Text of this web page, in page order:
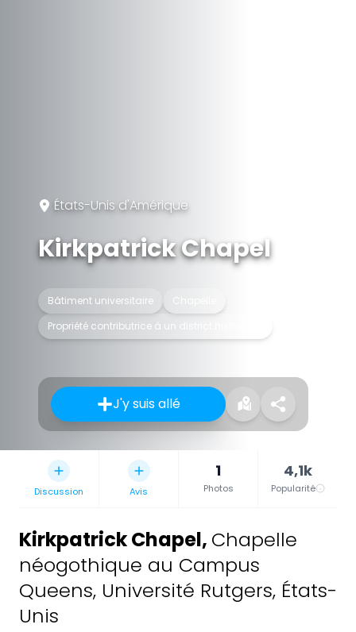
États-Unis d'Amérique
Kirkpatrick Chapel
Bâtiment universitaire
Chapelle
Propriété contributrice à un district historique
J'y suis allé
Discussion Avis
1
Photos
4,1k
Popularité
Kirkpatrick Chapel, Chapelle
néogothique au Campus
Queens, Université Rutgers, États-
Unis